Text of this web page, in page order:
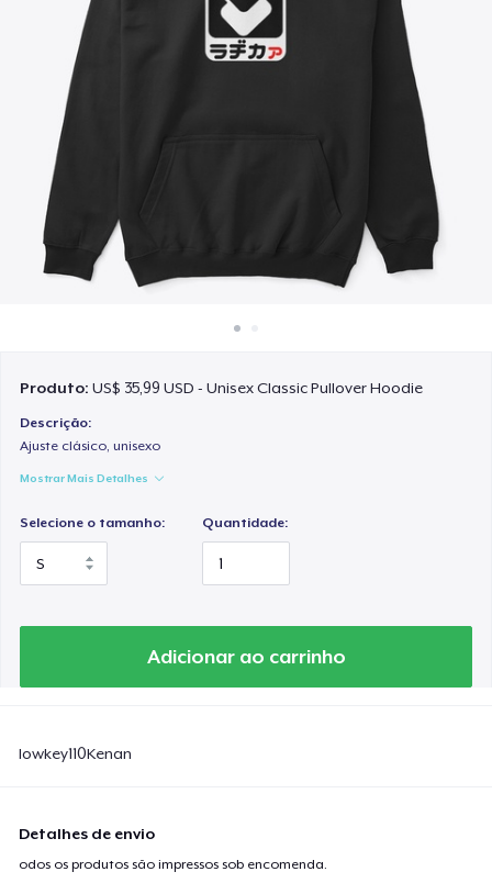
Venda em todo lugar
Produto:US$ 35,99 USD - Unisex Classic Pullover Hoodie
Descrição:
Ajuste clásico, unisexo
Mostrar Mais Detalhes
Selecione o tamanho: Quantidade:
Adicionar ao carrinho
lowkey110Kenan
Detalhes de envio
odos os produtos são impressos sob encomenda.